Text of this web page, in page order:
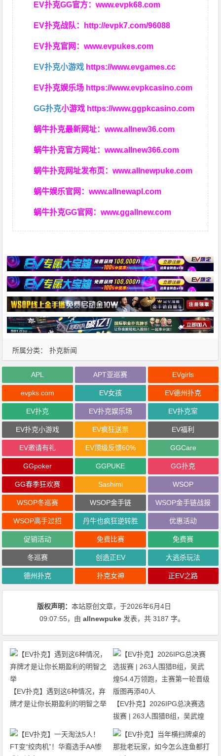
EV扑克GG官方：www.evpk68.com
EV扑克战队： http://evpk7.com/96088
EV扑克官网：www.evpukes.com
EV扑克小游戏 https://www.evgames.cc
EV扑克娱乐场 https://www.evpkcasino.com
GG扑克小游戏 https://www.ggpkcasino.com
蜗牛扑克最新网址：www.allnew36.com
蜗牛扑克官方网址：www.allnew366.com
蜗牛扑克网址发布页：www.allnewpuke.com
蜗牛娱乐官网：www.allnewapl.com
蜗牛扑克GG官网：www.ggallnew.com
所属分类： 扑克新闻
APL APT亚巡赛 EVgirls
evpks.com EV女孩 EV德州扑克
EV扑克 EV扑克娱乐场 EV扑克室
EV扑克小游戏 EV疯狂送票 EV福利
EV邀请有礼 EV顶级反馈60% GGCare
GGpoker GGPUKE GG扑克
GG春季狂欢赛 Sashimi WSOP
WSOP冬巡赛 WSOP金手链 WSOP金手链战报
WSOP高手过招 丹牛也疯狂逆转胜 优惠活动
促销活动 免费比赛 免费赛
冬巡赛 创造正EV 大逃杀玩法
德州扑克 扑克女神 正EV之路
版权声明：本站原创文章，于2026年6月4日
09:07:55，由allnewpuke 发表，共 3187 字。
【EV扑克】遇到这6种情况，弃
牌才是让你长期盈利的明智之举
【EV扑克】2026IPG总决赛选
拔赛 | 263人围猎B组，吴武煌
54.4万领跑，主赛第一轮晋级版